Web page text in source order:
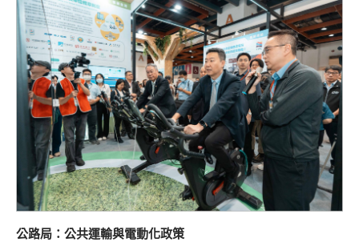
公路局：公共運輸與電動化政策